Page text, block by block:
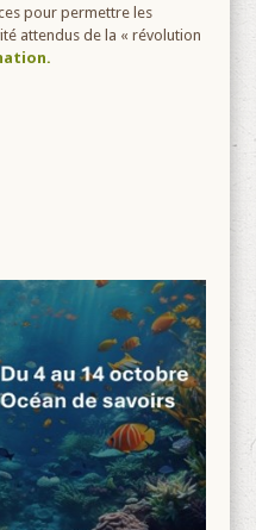
pour permettre les
attendus de la « révolution